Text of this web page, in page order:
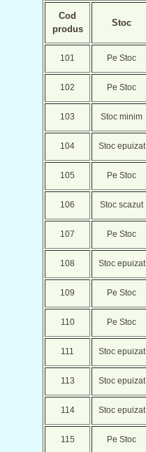
Cod
produs
Stoc
101 Pe Stoc
102 Pe Stoc
103 Stoc minim
104 Stoc epuizat
105 Pe Stoc
106 Stoc scazut
107 Pe Stoc
108 Stoc epuizat
109 Pe Stoc
110 Pe Stoc
111 Stoc epuizat
113 Stoc epuizat
114 Stoc epuizat
115 Pe Stoc